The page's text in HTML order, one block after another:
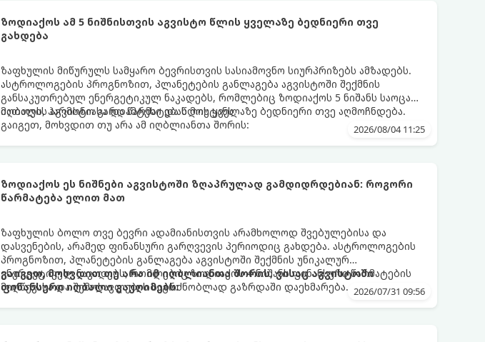
ზოდიაქოს ამ 5 ნიშნისთვის აგვისტო წლის ყველაზე ბედნიერი თვე
გახდება
ზაფხულის მიწურულს სამყარო ბევრისთვის სასიამოვნო სიურპრიზებს ამზადებს.
ასტროლოგების პროგნოზით, პლანეტების განლაგება აგვისტოში შექმნის
განსაკუთრებულ ენერგეტიკულ ნაკადებს, რომლებიც ზოდიაქოს 5 ნიშანს საოცარ
იღბალს, ჰარმონიასა და წარმატებას მოუტანს.
მათთვის აგვისტო გარდამტეხი და წლის ყველაზე ბედნიერი თვე აღმოჩნდება.
გაიგეთ, მოხვდით თუ არა ამ იღბლიანთა შორის:
2026/08/04 11:25
ზოდიაქოს ეს ნიშნები აგვისტოში ზღაპრულად გამდიდრდებიან: როგორი
წარმატება ელით მათ
ზაფხულის ბოლო თვე ბევრი ადამიანისთვის არამხოლოდ შვებულებისა და
დასვენების, არამედ ფინანსური გარღვევის პერიოდიც გახდება. ასტროლოგების
პროგნოზით, პლანეტების განლაგება აგვისტოში შექმნის უნიკალურ
ენერგეტიკულ ნაკადებს, რომლებიც ზოდიაქოს 4 ნიშანს ფინანსური წარმატების
მიღწევასა და შემოსავლების საგრძნობლად გაზრდაში დაეხმარება.
გაიგეთ, მოხვდით თუ არა იმ იღბლიანთა შორის, ვისაც აგვისტოში
ფინანსური იღბალი გაუღიმებს:
2026/07/31 09:56